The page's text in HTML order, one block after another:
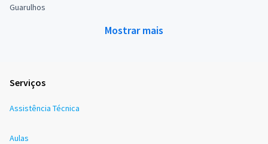
Guarulhos
Mostrar mais
Serviços
Assistência Técnica
Aulas